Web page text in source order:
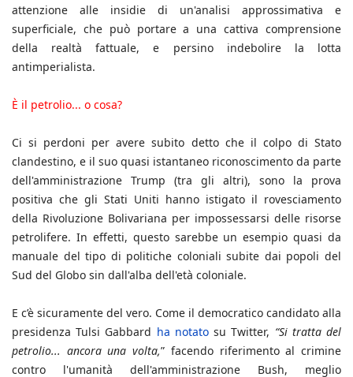
attenzione alle insidie di un'analisi approssimativa e
superficiale, che può portare a una cattiva comprensione
della realtà fattuale, e persino indebolire la lotta
antimperialista.
È il petrolio... o cosa?
Ci si perdoni per avere subito detto che il colpo di Stato
clandestino, e il suo quasi istantaneo riconoscimento da parte
dell'amministrazione Trump (tra gli altri), sono la prova
positiva che gli Stati Uniti hanno istigato il rovesciamento
della Rivoluzione Bolivariana per impossessarsi delle risorse
petrolifere. In effetti, questo sarebbe un esempio quasi da
manuale del tipo di politiche coloniali subite dai popoli del
Sud del Globo sin dall'alba dell'età coloniale.
E c’è sicuramente del vero. Come il democratico candidato alla
presidenza Tulsi Gabbard ha notatosu Twitter, “Si tratta del
petrolio... ancora una volta,” facendo riferimento al crimine
contro l'umanità dell'amministrazione Bush, meglio